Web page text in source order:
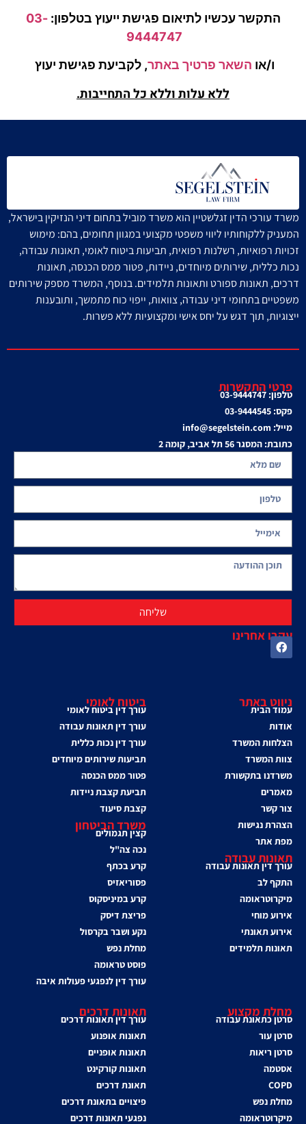
התקשר עכשיו לתיאום פגישת ייעוץ בטלפון: 03-
9444747
ו/או השאר פרטיך באתר, לקביעת פגישת יעוץ
ללא עלות וללא כל התחייבות.
משרד עורכי הדין זגלשטיין הוא משרד מוביל בתחום דיני הנזיקין בישראל,
המעניק ללקוחותיו ליווי משפטי מקצועי במגוון תחומים, בהם: מימוש
זכויות רפואיות, רשלנות רפואית, תביעות ביטוח לאומי, תאונות עבודה,
נכות כללית, שירותים מיוחדים, ניידות, פטור ממס הכנסה, תאונות
דרכים, תאונות ספורט ותאונות תלמידים.בנוסף, המשרד מספק שירותים
משפטיים בתחומי דיני עבודה, צוואות, ייפוי כוח מתמשך, ותובענות
ייצוגיות, תוך דגש על יחס אישי ומקצועיות ללא פשרות.
ניווט באתר
עמוד הבית
אודות
הצלחות המשרד
צוות המשרד
משרדנו בתקשורת
מאמרים
צור קשר
הצהרת נגישות
מפת אתר
תאונות עבודה
עורך דין תאונות עבודה
התקף לב
מיקרוטראומה
אירוע מוחי
אירוע תאונתי
תאונות תלמידים
ביטוח לאומי
עורך דין ביטוח לאומי
עורך דין תאונות עבודה
עורך דין נכות כללית
תביעות שירותים מיוחדים
פטור ממס הכנסה
תביעת קצבת ניידות
קצבת סיעוד
משרד הביטחון
קצין תגמולים
נכה צה"ל
קרע בכתף
פסוריאזיס
קרע במיניסקוס
פריצת דיסק
נקע ושבר בקרסול
מחלת נפש
פוסט טראומה
עורך דין לנפגעי פעולות איבה
מחלת מקצוע
סרטן כתאונת עבודה
סרטן עור
סרטן ריאות
אסטמה
COPD
מחלת נפש
מיקרוטראומה
תאונות דרכים
עורך דין תאונות דרכים
תאונות אופנוע
תאונות אופניים
תאונות קורקינט
תאונת דרכים
פיצויים בתאונת דרכים
נפגעי תאונות דרכים
פרטי התקשרות
טלפון: 03-9444747
פקס: 03-9444545
מייל: info@segelstein.com
כתובת: המסגר 56 תל אביב, קומה 2
שליחה
עקבו אחרינו